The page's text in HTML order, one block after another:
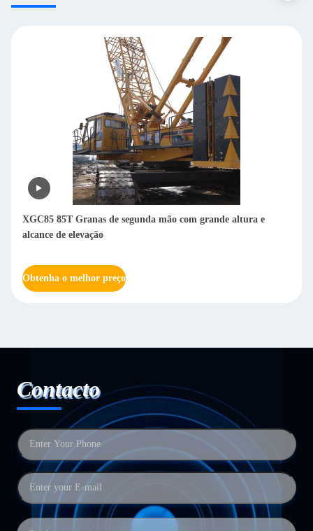
XGC85 85T Granas de segunda mão com grande altura e
alcance de elevação
Obtenha o melhor preço
Contacto